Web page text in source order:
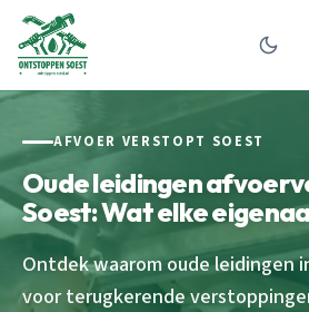
AFVOER VERSTOPT SOEST
Oude leidingen
Soest: Wat elke
Ontdek waarom oude leidingen
voor terugkerende